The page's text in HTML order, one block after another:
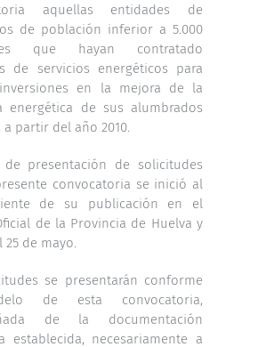
aquellas entidades de
de población inferior a 5.000
que hayan contratado
de servicios energéticos para
en la mejora de la
energética de sus alumbrados
partir del año 2010.
de presentación de solicitudes
convocatoria se inició al
de su publicación en el
de la Provincia de Huelva y
25 de mayo.
se presentarán conforme
de esta convocatoria,
de la documentación
establecida, necesariamente a